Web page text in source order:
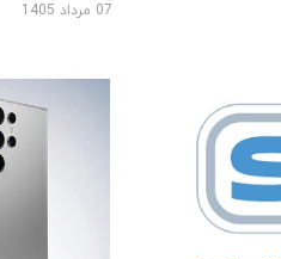
07 مرداد 1405